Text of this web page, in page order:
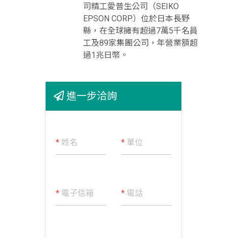
司精工愛普生公司（SEIKO
EPSON CORP.）位於日本長野
縣，在全球擁有超過7萬5千名員
工及89家集團公司，年營業額超
過1兆日幣。
進一步洽詢
*姓名 * 單位
*電子信箱 * 電話